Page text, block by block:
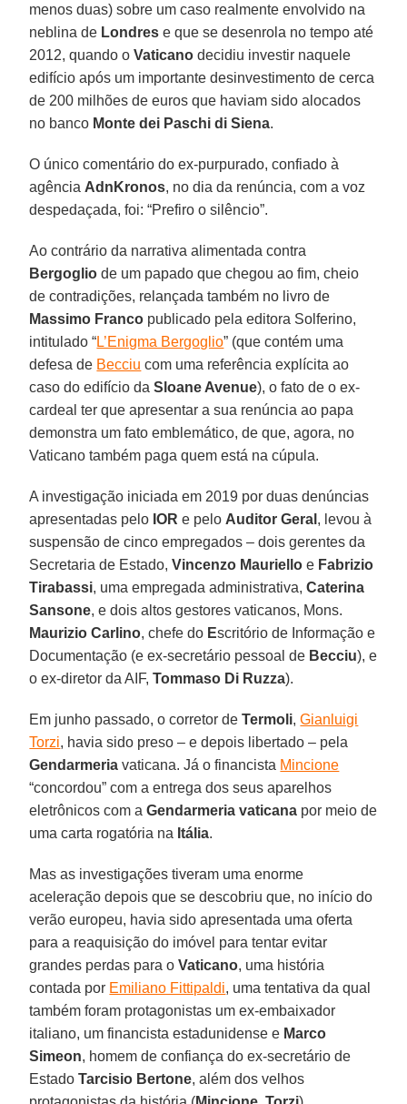
menos duas) sobre um caso realmente envolvido na
neblina de Londres e que se desenrola no tempo até
2012, quando oVaticano decidiu investir naquele
edifício após um importante desinvestimento de cerca
de 200 milhões de euros que haviam sido alocados
no banco Monte dei Paschi di Siena.
O único comentário do ex-purpurado, confiado à
agência AdnKronos, no dia da renúncia, com a voz
despedaçada, foi: “Prefiro o silêncio”.
Ao contrário da narrativa alimentada contra
Bergoglio de um papado que chegou ao fim, cheio
de contradições, relançada também no livro de
Massimo Franco publicado pela editora Solferino,
intitulado “L’Enigma Bergoglio” (que contém uma
defesa de Becciu com uma referência explícita ao
caso do edifício daSloane Avenue), o fato de o ex-
cardeal ter que apresentar a sua renúncia ao papa
demonstra um fato emblemático, de que, agora, no
Vaticano também paga quem está na cúpula.
A investigação iniciada em 2019 por duas denúncias
apresentadas pelo IOR e pelo Auditor Geral , levou à
suspensão de cinco empregados – dois gerentes da
Secretaria de Estado,Vincenzo Mauriello e Fabrizio
Tirabassi, uma empregada administrativa,Caterina
Sansone, e dois altos gestores vaticanos, Mons.
Maurizio Carlino, chefe do Escritório de Informação e
Documentação (e ex-secretário pessoal de Becciu), e
o ex-diretor da AIF,Tommaso Di Ruzza).
Em junho passado, o corretor deTermoli,Gianluigi
Torzi, havia sido preso – e depois libertado – pela
Gendarmeria vaticana. Já o financista Mincione
“concordou” com a entrega dos seus aparelhos
eletrônicos com aGendarmeria vaticana por meio de
uma carta rogatória na Itália.
Mas as investigações tiveram uma enorme
aceleração depois que se descobriu que, no início do
verão europeu, havia sido apresentada uma oferta
para a reaquisição do imóvel para tentar evitar
grandes perdas para oVaticano, uma história
contada por Emiliano Fittipaldi, uma tentativa da qual
também foram protagonistas um ex-embaixador
italiano, um financista estadunidense e Marco
Simeon, homem de confiança do ex-secretário de
EstadoTarcisio Bertone, além dos velhos